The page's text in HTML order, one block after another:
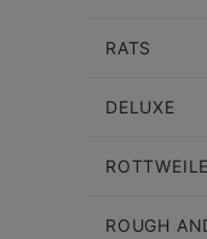
RATS
DELUXE
ROUGH